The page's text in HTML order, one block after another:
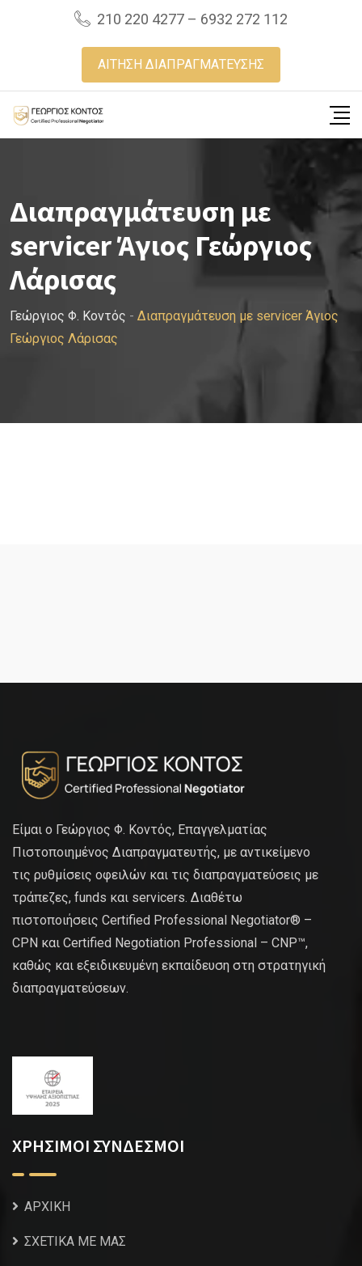
210 220 4277 – 6932 272 112
ΑΙΤΗΣΗ ΔΙΑΠΡΑΓΜΑΤΕΥΣΗΣ
Διαπραγμάτευση με
servicer Άγιος Γεώργιος
Λάρισας
Γεώργιος Φ. Κοντός - Διαπραγμάτευση με servicer Άγιος
Γεώργιος Λάρισας
Είμαι ο Γεώργιος Φ. Κοντός, Επαγγελματίας
Πιστοποιημένος Διαπραγματευτής, με αντικείμενο
τις ρυθμίσεις οφειλών και τις διαπραγματεύσεις με
τράπεζες, funds και servicers. Διαθέτω
πιστοποιήσεις Certified Professional Negotiator® –
CPN και Certified Negotiation Professional – CNP™,
καθώς και εξειδικευμένη εκπαίδευση στη στρατηγική
διαπραγματεύσεων.
ΧΡΗΣΙΜΟΙ ΣΥΝΔΕΣΜΟΙ
ΑΡΧΙΚΗ
ΣΧΕΤΙΚΑ ΜΕ ΜΑΣ